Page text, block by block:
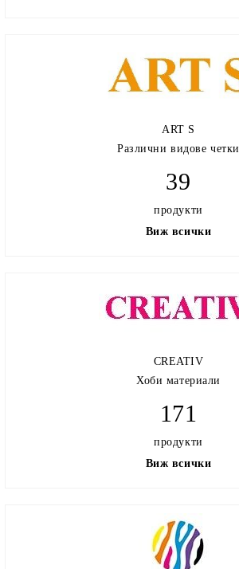
ART S
Различни видове четки
39
продукти
Виж всички
CREATIV
Хоби материали
171
продукти
Виж всички